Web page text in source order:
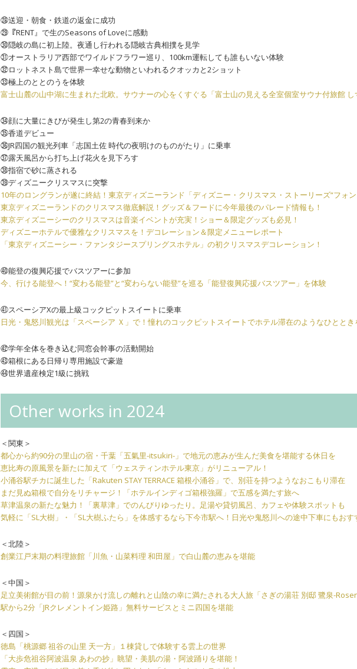
㉘送迎・朝食・鉄道の返金に成功
㉙『RENT』で生のSeasons of Loveに感動
㉚隠岐の島に初上陸。夜通し行われる隠岐古典相撲を見学
㉛オーストラリア西部でワイルドフラワー巡り、100km運転しても誰もいない体験
㉜ロットネスト島で世界一幸せな動物といわれるクオッカと2ショット
㉝極上のととのうを体験
富士山麓の山中湖に生まれた北欧。サウナーの心をくすぐる「富士山の見える全室個室サウナ付旅館 し
㉞顔に大量にきびが発生し第2の青春到来か
㉟香道デビュー
㊱JR四国の観光列車「志国土佐 時代の夜明けのものがたり」に乗車
㊲露天風呂から打ち上げ花火を見下ろす
㊳指宿で砂に蒸される
㊴ディズニークリスマスに突撃
10年のロングランが遂に終結！東京ディズニーランド「ディズニー・クリスマス・ストーリーズ“フォ
東京ディズニーランドのクリスマス徹底解説！グッズ＆フードに今年最後のパレード情報も！
東京ディズニーシーのクリスマスは音楽イベントが充実！ショー＆限定グッズも必見！
ディズニーホテルで優雅なクリスマスを！デコレーション＆限定メニューレポート
「東京ディズニーシー・ファンタジースプリングスホテル」の初クリスマスデコレーション！
㊵能登の復興応援でバスツアーに参加
今、行ける能登へ！“変わる能登”と“変わらない能登”を巡る「能登復興応援バスツアー」を体験
㊶スペーシアXの最上級コックピットスイートに乗車
日光・鬼怒川観光は「スペーシア Ｘ」で！憧れのコックピットスイートでホテル滞在のようなひととき
㊷学年全体を巻き込む同窓会幹事の活動開始
㊸箱根にある日帰り専用施設で豪遊
㊹世界遺産検定1級に挑戦
Other works in 2024
＜関東＞
都心から約90分の里山の宿・千葉「五氣里-itsukiri-」で地元の恵みが生んだ美食を堪能する休日を
恵比寿の原風景を新たに加えて「ウェスティンホテル東京」がリニューアル！
小涌谷駅チカに誕生した「Rakuten STAY TERRACE 箱根小涌谷」で、別荘を持つようなおこもり滞在
まだ見ぬ箱根で自分をリチャージ！「ホテルインディゴ箱根強羅」で五感を満たす旅へ
草津温泉の新たな魅力！「裏草津」でのんびりゆったり。足湯や貸切風呂、カフェや体験スポットも
気軽に「SL大樹」・「SL大樹ふたら」を体感するなら下今市駅へ！日光や鬼怒川への途中下車にもおす
＜北陸＞
創業江戸末期の料理旅館「川魚・山菜料理 和田屋」で白山麓の恵みを堪能
＜中国＞
足立美術館が目の前！源泉かけ流しの離れと山陰の幸に満たされる大人旅「さぎの湯荘 別邸 鷺泉-
駅から2分「JRクレメントイン姫路」無料サービスとミニ四国を堪能
＜四国＞
徳島「桃源郷 祖谷の山里 天一方」１棟貸しで体験する雲上の世界
「大歩危祖谷阿波温泉 あわの抄」眺望・美肌の湯・阿波踊りを堪能！